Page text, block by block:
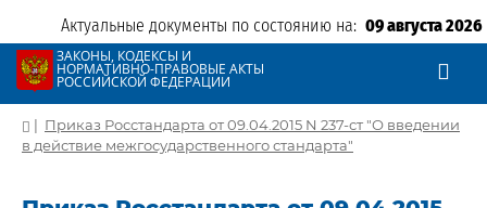
Актуальные документы по состоянию на: 09 августа 2026
ЗАКОНЫ, КОДЕКСЫ И
НОРМАТИВНО-ПРАВОВЫЕ АКТЫ
РОССИЙСКОЙ ФЕДЕРАЦИИ
| Приказ Росстандарта от 09.04.2015 N 237-ст "О введении
в действие межгосударственного стандарта"